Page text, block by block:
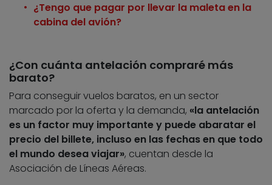
¿Tengo que pagar por llevar la maleta en la
cabina del avión?
¿Con cuánta antelación compraré más
barato?
Para conseguir vuelos baratos, en un sector
marcado por la oferta y la demanda, «la antelación
es un factor muy importante y puede abaratar el
precio del billete, incluso en las fechas en que todo
el mundo desea viajar», cuentan desde la
Asociación de Líneas Aéreas.